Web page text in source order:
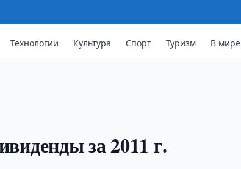
Технологии Культура Спорт Туризм В мире
за 2011 г.